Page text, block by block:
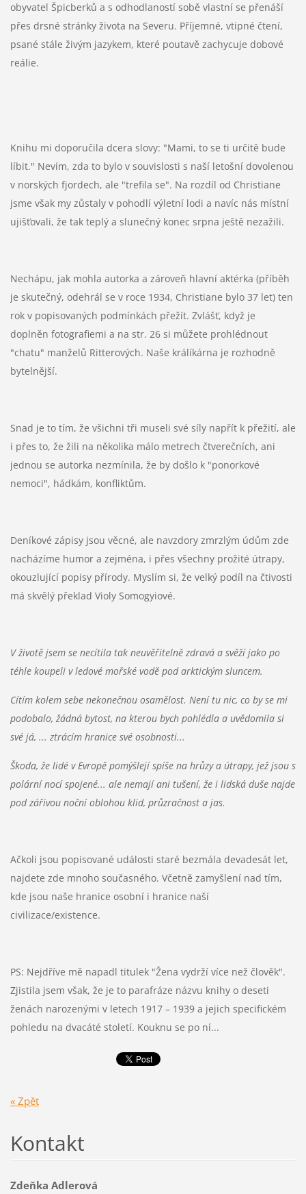
obyvatel Špicberků a s odhodlaností sobě vlastní se přenáší
přes drsné stránky života na Severu. Příjemné, vtipné čtení,
psané stále živým jazykem, které poutavě zachycuje dobové
reálie.
Knihu mi doporučila dcera slovy: "Mami, to se ti určitě bude
líbit." Nevím, zda to bylo v souvislosti s naší letošní dovolenou
v norských fjordech, ale "trefila se". Na rozdíl od Christiane
jsme však my zůstaly v pohodlí výletní lodi a navíc nás místní
ujišťovali, že tak teplý a slunečný konec srpna ještě nezažili.
Nechápu, jak mohla autorka a zároveň hlavní aktérka (příběh
je skutečný, odehrál se v roce 1934, Christiane bylo 37 let) ten
rok v popisovaných podmínkách přežít. Zvlášť, když je
doplněn fotografiemi a na str. 26 si můžete prohlédnout
"chatu" manželů Ritterových. Naše králíkárna je rozhodně
bytelnější.
Snad je to tím, že všichni tři museli své síly napřít k přežití, ale
i přes to, že žili na několika málo metrech čtverečních, ani
jednou se autorka nezmínila, že by došlo k "ponorkové
nemoci", hádkám, konfliktům.
Deníkové zápisy jsou věcné, ale navzdory zmrzlým údům zde
nacházíme humor a zejména, i přes všechny prožité útrapy,
okouzlující popisy přírody. Myslím si, že velký podíl na čtivosti
má skvělý překlad Violy Somogyiové.
V životě jsem se necítila tak neuvěřitelně zdravá a svěží jako po
téhle koupeli v ledové mořské vodě pod arktickým sluncem.
Cítím kolem sebe nekonečnou osamělost. Není tu nic, co by se mi
podobalo, žádná bytost, na kterou bych pohlédla a uvědomila si
své já, ... ztrácím hranice své osobnosti...
Škoda, že lidé v Evropě pomýšlejí spíše na hrůzy a útrapy, jež jsou s
polární nocí spojené... ale nemají ani tušení, že i lidská duše najde
pod zářivou noční oblohou klid, průzračnost a jas.
Ačkoli jsou popisované události staré bezmála devadesát let,
najdete zde mnoho současného. Včetně zamyšlení nad tím,
kde jsou naše hranice osobní i hranice naší
civilizace/existence.
PS: Nejdříve mě napadl titulek "Žena vydrží více než člověk".
Zjistila jsem však, že je to parafráze názvu knihy o deseti
ženách narozenými v letech 1917 – 1939 a jejich specifickém
pohledu na dvacáté století. Kouknu se po ní...
« Zpět
Kontakt
Zdeňka Adlerová